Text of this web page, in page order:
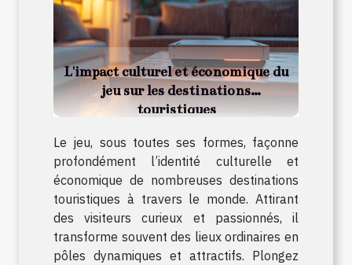
L'impact culturel et économique du
jeu sur les destinations
touristiques
Le jeu, sous toutes ses formes, façonne
profondément l’identité culturelle et
économique de nombreuses destinations
touristiques à travers le monde. Attirant
des visiteurs curieux et passionnés, il
transforme souvent des lieux ordinaires en
pôles dynamiques et attractifs. Plongez